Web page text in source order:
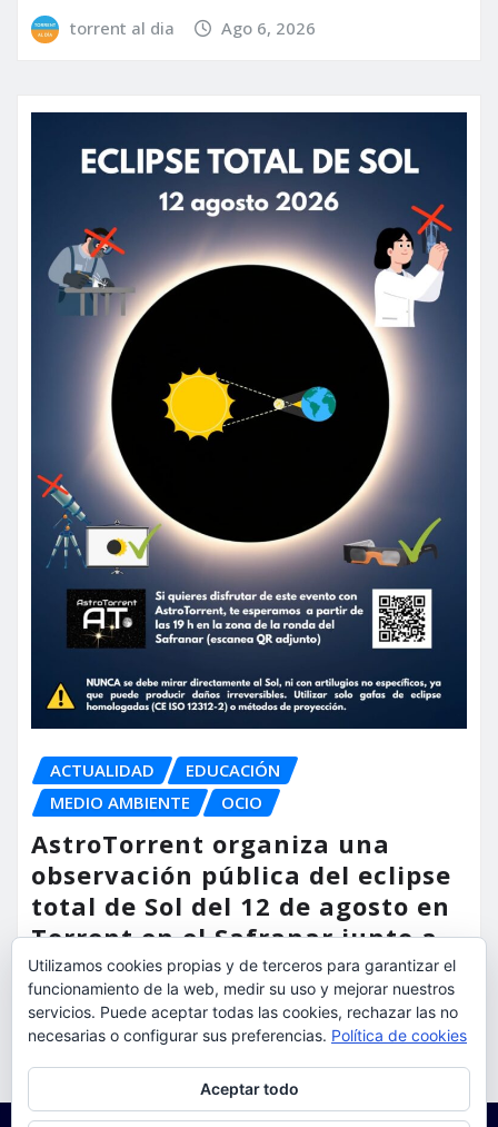
torrent al dia Ago 6, 2026
ACTUALIDAD
EDUCACIÓN
MEDIO AMBIENTE
OCIO
AstroTorrent organiza una
observación pública del eclipse
total de Sol del 12 de agosto en
Torrent en el Safranar junto a
las vías del AVE
torrent al dia Ago 5, 2026
Utilizamos cookies propias y de terceros para garantizar el
funcionamiento de la web, medir su uso y mejorar nuestros
servicios. Puede aceptar todas las cookies, rechazar las no
necesarias o configurar sus preferencias. Política de cookies
Aceptar todo